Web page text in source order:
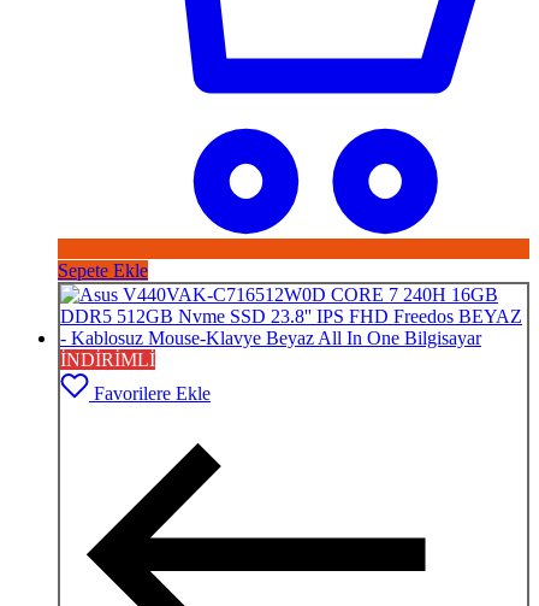
Sepete Ekle
İNDİRİMLİ
Favorilere Ekle